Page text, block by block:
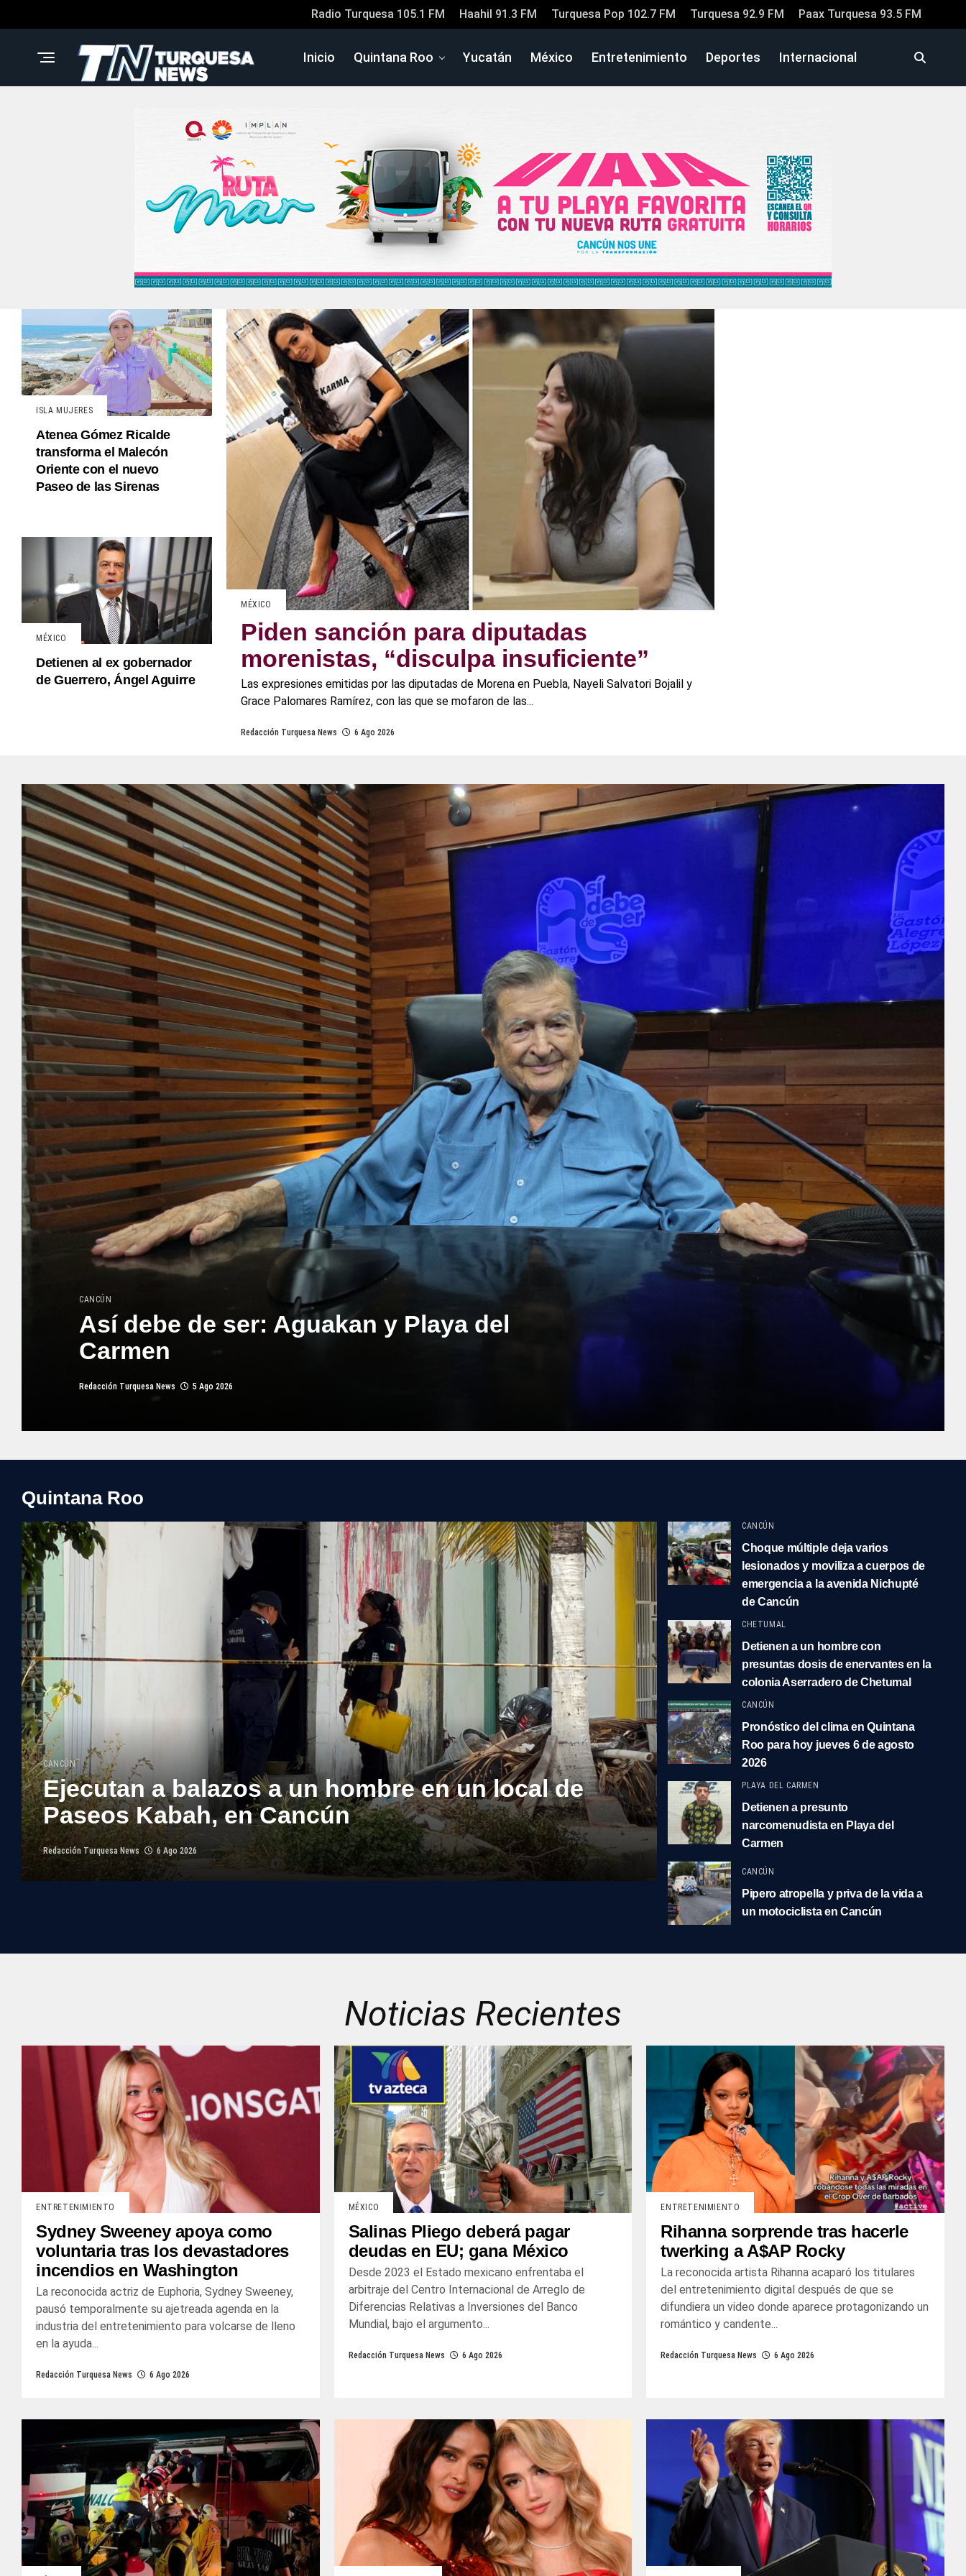
Radio Turquesa 105.1 FM Haahil 91.3 FM Turquesa Pop 102.7 FM Turquesa 92.9 FM Paax Turquesa 93.5 FM
Inicio Quintana Roo Yucatán México Entretenimiento Deportes Internacional
MÉXICO
Piden sanción para diputadas
morenistas, “disculpa insuficiente”
Las expresiones emitidas por las diputadas de Morena en Puebla, Nayeli Salvatori Bojalil y
Grace Palomares Ramírez, con las que se mofaron de las...
Redacción Turquesa News 6 Ago 2026
ISLA MUJERES
Atenea Gómez Ricalde
transforma el Malecón
Oriente con el nuevo
Paseo de las Sirenas
MÉXICO
Detienen al ex gobernador
de Guerrero, Ángel Aguirre
CANCÚN
Así debe de ser: Aguakan y Playa del
Carmen
Redacción Turquesa News 5 Ago 2026
Quintana Roo
CANCÚN
Ejecutan a balazos a un hombre en un local de
Paseos Kabah, en Cancún
Redacción Turquesa News 6 Ago 2026
CANCÚN
Choque múltiple deja varios
lesionados y moviliza a cuerpos de
emergencia a la avenida Nichupté
de Cancún
CHETUMAL
Detienen a un hombre con
presuntas dosis de enervantes en la
colonia Aserradero de Chetumal
CANCÚN
Pronóstico del clima en Quintana
Roo para hoy jueves 6 de agosto
2026
PLAYA DEL CARMEN
Detienen a presunto
narcomenudista en Playa del
Carmen
CANCÚN
Pipero atropella y priva de la vida a
un motociclista en Cancún
Noticias Recientes
ENTRETENIMIENTO
Sydney Sweeney apoya como
voluntaria tras los devastadores
incendios en Washington
La reconocida actriz de Euphoria, Sydney Sweeney,
pausó temporalmente su ajetreada agenda en la
industria del entretenimiento para volcarse de lleno
en la ayuda...
Redacción Turquesa News 6 Ago 2026
MÉXICO
Salinas Pliego deberá pagar
deudas en EU; gana México
Desde 2023 el Estado mexicano enfrentaba el
arbitraje del Centro Internacional de Arreglo de
Diferencias Relativas a Inversiones del Banco
Mundial, bajo el argumento...
Redacción Turquesa News 6 Ago 2026
ENTRETENIMIENTO
Rihanna sorprende tras hacerle
twerking a A$AP Rocky
La reconocida artista Rihanna acaparó los titulares
del entretenimiento digital después de que se
difundiera un video donde aparece protagonizando un
romántico y candente...
Redacción Turquesa News 6 Ago 2026